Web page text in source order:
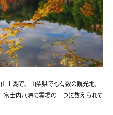
上湖で、山梨県でも有数の観光地。
富士内八海の霊場の一つに数えられて